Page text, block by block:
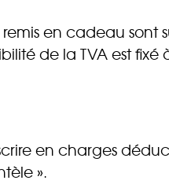
en cadeau
de la TVA est
en charges
».